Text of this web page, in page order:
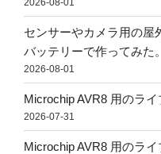
センサーやカメラ用の屋
バッテリーで作ってみた。
2026-08-01
Microchip AVR8 用のラ
2026-07-31
Microchip AVR8 用のラ